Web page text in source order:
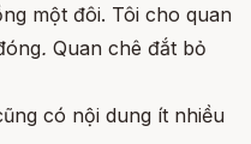
một đôi. Tôi cho quan
. Quan chê đắt bỏ
có nội dung ít nhiều